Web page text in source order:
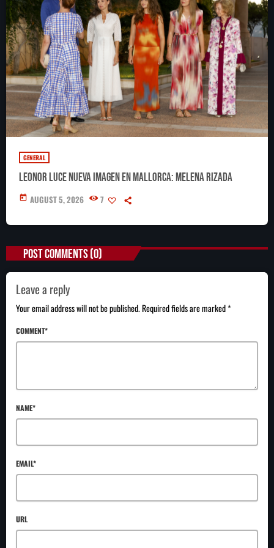
GENERAL
Leonor luce nueva imagen en Mallorca: melena rizada
today AUGUST 5, 2026 7
POST COMMENTS (0)
Leave a reply
Your email address will not be published. Required fields are marked *
COMMENT*
NAME*
EMAIL*
URL